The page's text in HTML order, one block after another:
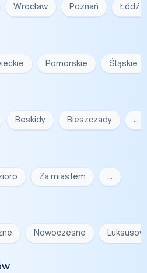
Wrocław Poznań Łódź
Pomorskie Śląskie
Beskidy Bieszczady …
Za miastem …
Nowoczesne